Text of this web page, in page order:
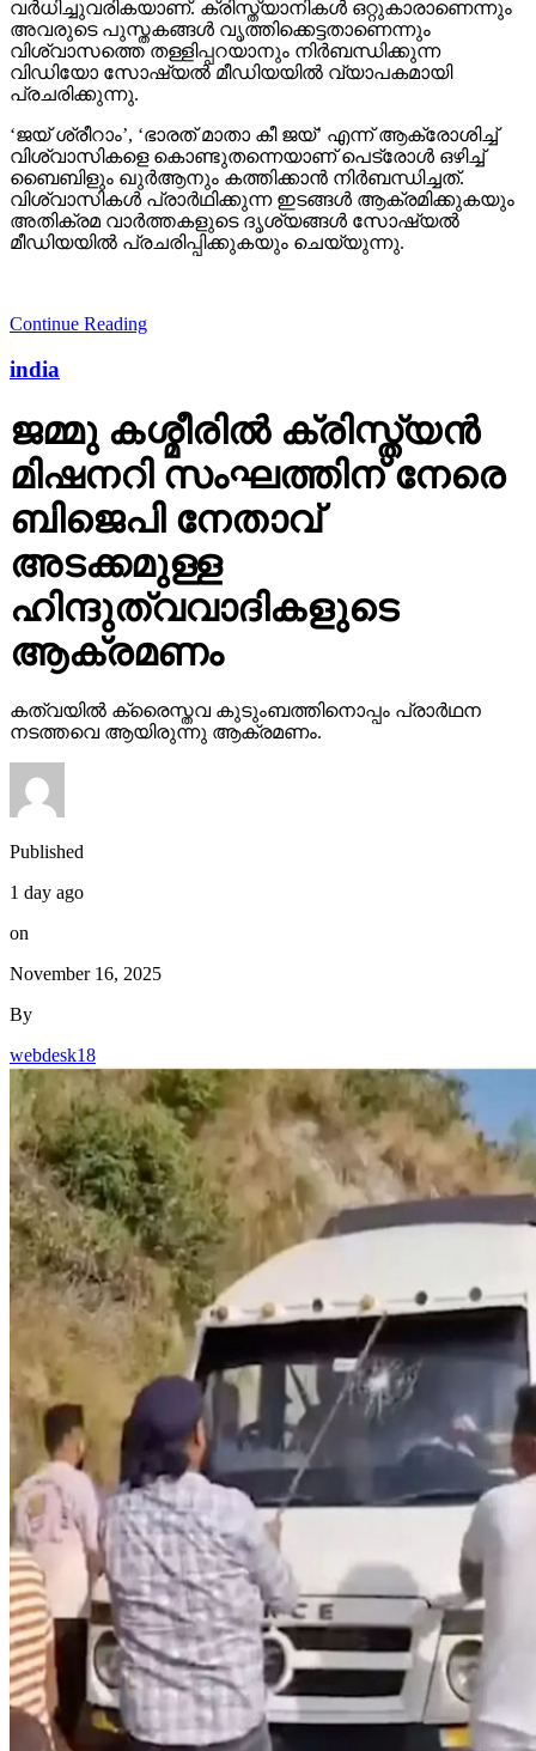
വര്‍ധിച്ചുവരികയാണ്. ക്രിസ്ത്യാനികള്‍ ഒറ്റുകാരാണെന്നും
അവരുടെ പുസ്തകങ്ങള്‍ വൃത്തിക്കെട്ടതാണെന്നും
വിശ്വാസത്തെ തള്ളിപ്പറയാനും നിര്‍ബന്ധിക്കുന്ന
വിഡിയോ സോഷ്യല്‍ മീഡിയയില്‍ വ്യാപകമായി
പ്രചരിക്കുന്നു.
‘ജയ് ശ്രീറാം’, ‘ഭാരത് മാതാ കീ ജയ്’ എന്ന് ആക്രോശിച്ച്
വിശ്വാസികളെ കൊണ്ടുതന്നെയാണ് പെട്രോള്‍ ഒഴിച്ച്
ബൈബിളും ഖുര്‍ആനും കത്തിക്കാന്‍ നിര്‍ബന്ധിച്ചത്.
വിശ്വാസികള്‍ പ്രാര്‍ഥിക്കുന്ന ഇടങ്ങള്‍ ആക്രമിക്കുകയും
അതിക്രമ വാര്‍ത്തകളുടെ ദൃശ്യങ്ങള്‍ സോഷ്യല്‍
മീഡിയയില്‍ പ്രചരിപ്പിക്കുകയും ചെയ്യുന്നു.
Continue Reading
india
ജമ്മു കശ്മീരില്‍ ക്രിസ്ത്യന്‍
മിഷനറി സംഘത്തിന് നേരെ
ബിജെപി നേതാവ്
അടക്കമുള്ള
ഹിന്ദുത്വവാദികളുടെ
ആക്രമണം
കത്വയില്‍ ക്രൈസ്തവ കുടുംബത്തിനൊപ്പം പ്രാര്‍ഥന
നടത്തവെ ആയിരുന്നു ആക്രമണം.
Published
1 day ago
on
November 16, 2025
By
webdesk18